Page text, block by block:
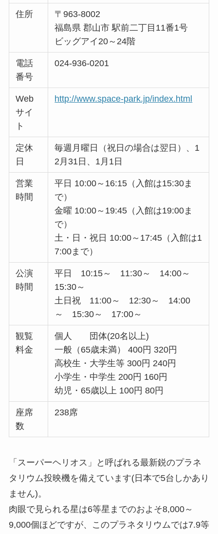
住所
〒963-8002
福島県 郡山市 駅前二丁目11番1号
ビッグアイ20～24階
電話
番号
024-936-0201
Web
サイ
ト
http://www.space-park.jp/index.html
定休
日
毎週月曜日（祝日の場合は翌日）、1
2月31日、1月1日
営業
時間
平日 10:00～16:15（入館は15:30ま
で）
金曜 10:00～19:45（入館は19:00ま
で）
土・日・祝日 10:00～17:45（入館は1
7:00まで）
公演
時間
平日 10:15～ 11:30～ 14:00～
15:30～
土日祝 11:00～ 12:30～ 14:00
～ 15:30～ 17:00～
観覧
料金
個人 団体(20名以上)
一般（65歳未満） 400円 320円
高校生・大学生等 300円 240円
小学生・中学生 200円 160円
幼児・65歳以上 100円 80円
座席
数
238席
「スーパーヘリオス」と呼ばれる最新鋭のプラネ
タリウム投映機を備えています(日本で5台しかあり
ません)。
肉眼で見られる星は6等星までのおよそ8,000～
9,000個ほどですが、このプラネタリウムでは7.9等